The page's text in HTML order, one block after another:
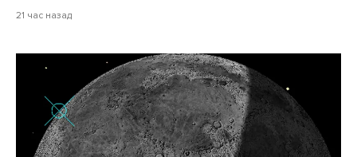
21 час назад